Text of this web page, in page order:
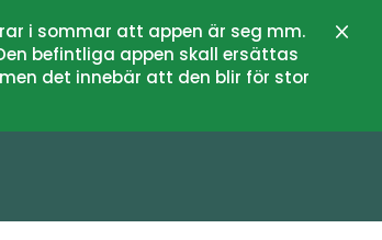
i sommar att appen är seg mm.
befintliga appen skall ersättas
det innebär att den blir för stor